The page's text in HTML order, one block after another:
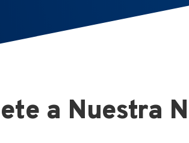
a Nuestra